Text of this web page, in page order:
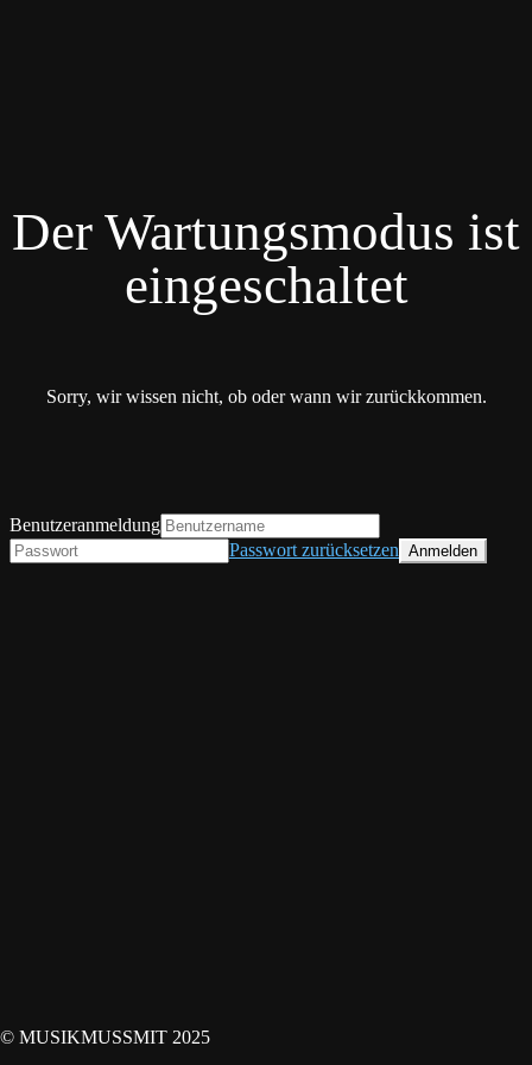
Der Wartungsmodus ist
eingeschaltet
Sorry, wir wissen nicht, ob oder wann wir zurückkommen.
© MUSIKMUSSMIT 2025
Benutzeranmeldung
Passwort zurücksetzen